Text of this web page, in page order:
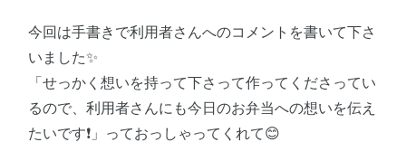
今回は手書きで利用者さんへのコメントを書いて下さ
いました✨
「せっかく想いを持って下さって作ってくださってい
るので、利用者さんにも今日のお弁当への想いを伝え
たいです❗️」っておっしゃってくれて😊